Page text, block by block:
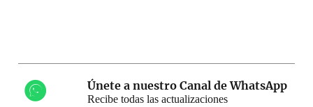
Únete a nuestro Canal de WhatsApp
Recibe todas las actualizaciones